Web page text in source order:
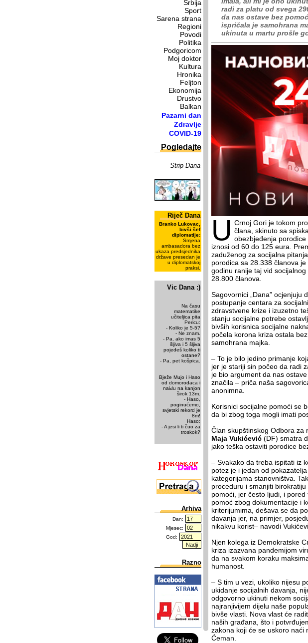
Srbija
Sport
Sarena strana
Regioni
Povodi
Politika
Podgoricom
Moj doktor
Kultura
Hronika
Feljton
Ekonomija
Drustvo
Balkan
Pazarni dan
Zdravlje
COVID-19
Pogledajte
Strip Dana
Riječ Dana
Branko Lukovac,
bivši šef
diplomatije:
Smjena
ambasadora bez
ukaza predsjednika
države presedan je
u diplomatskoj
praksi.
Vic Dana :)
Na času
matematike
učiteljica pita
Pericu:
- Koliko je 5-5?
- Ne znam.
- Pa, ako imas 5
šljiva i 5 šljiva
pojedeš koliko ti
ostane?
- Pa, pet košpica.
Bježe Mujo i Haso
od domorodaca i
naiđu na kanjon
širok 13m.
- Haso,
poginućemo,
svjetski rekord je
8m!
Haso:
- A jesi li ti čuo za
troskok?
Arhiva
Dan:
Mjesec:
God:
Razno
radi za platu od svega
da nas ostave bez
ispričala je samohrana
ukinuta u martu prošle
U Crnoj Gori je tokom
člana, skinuto sa
obezbjeđenja
iznosi od 60 do 125 eura.
zaduženog za socijalna
porodica sa 28.338 članova
godinu ranije taj vid
28.800 članova.
Sagovornici „Dana” ocjenjuju
postupanje centara za
zdravstvene krize i izuzetno
stanju socijalne potrebe
bivših korisnica socijalne
počela korona kriza ostala
samohrana majka.
– To je bilo jedino primanje
jer je stariji sin počeo da radi
je bio argument da nas
značila – priča naša
anonimna.
Korisnici socijalne pomoći se
da bi zbog toga mogli imati
Član skupštinskog Odbora za
Maja Vukićević (DF) smatra
jako teška ostaviti porodice
– Svakako da treba ispitati iz
potez je i jedan od
kategorijama stanovništva.
proceduru i smanjiti
pomoći, jer često ljudi, i
pomoć zbog dokumentacije i
kriterijumima, dešava se da
davanja jer, na primjer,
nikakvu korist– navodi
Njen kolega iz Demokratske
kriza izazvana pandemijom
da na svakom koraku
humanost.
– S tim u vezi, ukoliko nijesu
ukidanje socijalnih davanja,
odgovorno ukinuti nekom
najranjivijem dijelu naše
bivše vlasti. Nova vlast će
naših građana, što i
zakona koji će se uskoro naći
Ćeman.